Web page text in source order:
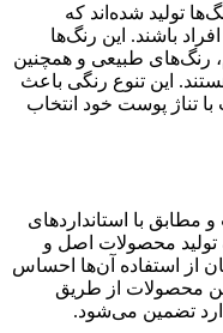
تولید شده‌اند که
باشند. این رنگ‌ها
رنگ‌های طبیعی و همچنین
این تنوع رنگی باعث
تناژ پوست خود انتخاب
و مطابق با استانداردهای
تولید محصولات اصل و
از استفاده آن‌ها احساس
محصولات از طریق
تضمین می‌شود.